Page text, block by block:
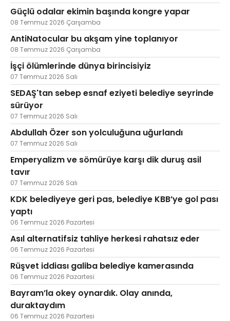
Güçlü odalar ekimin başında kongre yapar
08 Temmuz 2026 Çarşamba
AntiNatocular bu akşam yine toplanıyor
08 Temmuz 2026 Çarşamba
İşçi ölümlerinde dünya birincisiyiz
07 Temmuz 2026 Salı
SEDAŞ'tan sebep esnaf eziyeti belediye seyrinde
sürüyor
07 Temmuz 2026 Salı
Abdullah Özer son yolculuğuna uğurlandı
07 Temmuz 2026 Salı
Emperyalizm ve sömürüye karşı dik duruş asil
tavır
07 Temmuz 2026 Salı
KDK belediyeye geri pas, belediye KBB’ye gol pası
yaptı
06 Temmuz 2026 Pazartesi
Asıl alternatifsiz tahliye herkesi rahatsız eder
06 Temmuz 2026 Pazartesi
Rüşvet iddiası galiba belediye kamerasında
06 Temmuz 2026 Pazartesi
Bayram’la okey oynardık. Olay anında,
duraktaydım
06 Temmuz 2026 Pazartesi